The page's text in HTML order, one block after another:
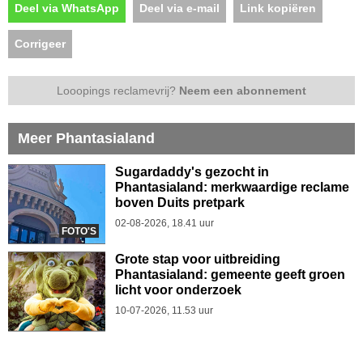
Deel via WhatsApp Deel via e-mail Link kopiëren
Corrigeer
Looopings reclamevrij? Neem een abonnement
Meer Phantasialand
FOTO'S
Sugardaddy's gezocht in
Phantasialand: merkwaardige reclame
boven Duits pretpark
02-08-2026, 18.41 uur
Grote stap voor uitbreiding
Phantasialand: gemeente geeft groen
licht voor onderzoek
10-07-2026, 11.53 uur